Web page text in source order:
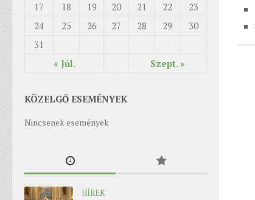
« Júl. Szept. »
17
18 19 20 21 22
23
24
25 26 27 28 29
30
31
KÖZELGŐ ESEMÉNYEK
Nincsenek események
HÍREK